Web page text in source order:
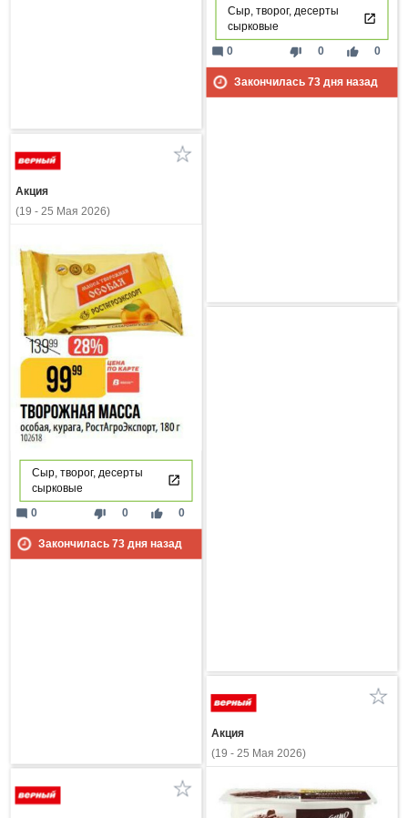
Сыр, творог, десерты
сырковые
thumb_down 0 thumb_up 0
mode_comment 0
Закончилась 73дня назад
Акция
(19 - 25 Мая 2026)
Сыр, творог, десерты
сырковые
thumb_down 0 thumb_up 0
mode_comment 0
Закончилась 73дня назад
Акция
(19 - 25 Мая 2026)